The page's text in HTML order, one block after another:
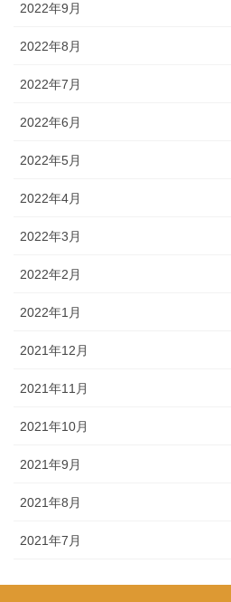
2022年9月
2022年8月
2022年7月
2022年6月
2022年5月
2022年4月
2022年3月
2022年2月
2022年1月
2021年12月
2021年11月
2021年10月
2021年9月
2021年8月
2021年7月